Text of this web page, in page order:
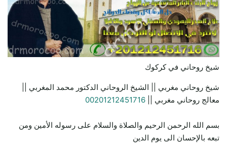
شيخ روحاني في كركوك
شيخ روحاني مغربي || الشيخ الروحاني الدكتور محمد المغربي ||
معالج روحاني مغربي || 00201212451716
بسم الله الرحمن الرحيم والصلاة والسلام على رسوله الأمين ومن
تبعه بالإحسان الى يوم الدين